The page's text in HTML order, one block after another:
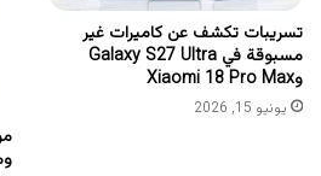
تسريبات تكشف عن كاميرات غير
مسبوقة في Galaxy S27 Ultra
وXiaomi 18 Pro Max
يونيو 15, 2026